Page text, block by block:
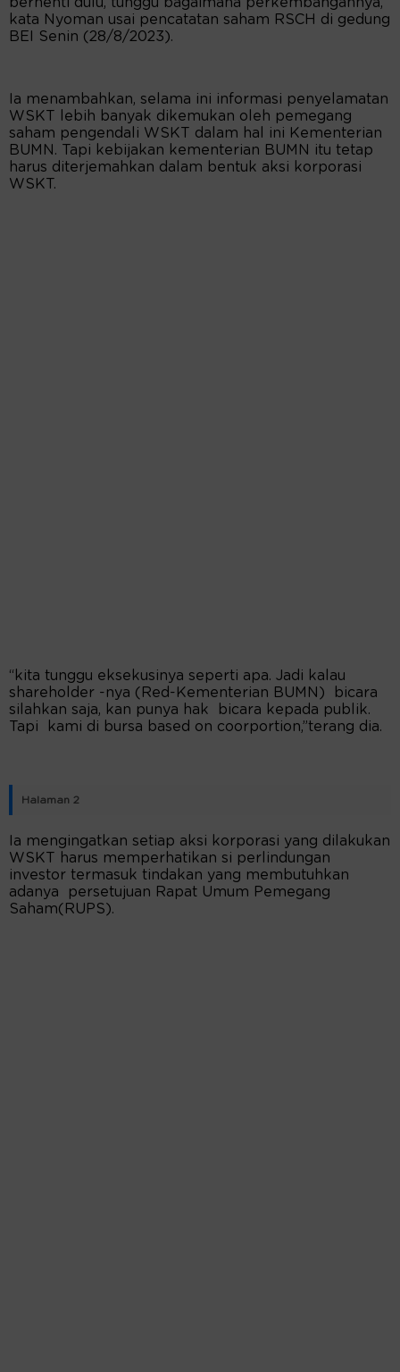
kata Nyoman usai pencatatan saham RSCH di gedung
BEI Senin (28/8/2023).
Ia menambahkan, selama ini informasi penyelamatan
WSKT lebih banyak dikemukan oleh pemegang
saham pengendali WSKT dalam hal ini Kementerian
BUMN. Tapi kebijakan kementerian BUMN itu tetap
harus diterjemahkan dalam bentuk aksi korporasi
WSKT.
“kita tunggu eksekusinya seperti apa. Jadi kalau
shareholder -nya (Red-Kementerian BUMN) bicara
silahkan saja, kan punya hak bicara kepada publik.
Tapi kami di bursa based on coorportion,”terang dia.
Halaman 2
Ia mengingatkan setiap aksi korporasi yang dilakukan
WSKT harus memperhatikan si perlindungan
investor termasuk tindakan yang membutuhkan
adanya persetujuan Rapat Umum Pemegang
Saham(RUPS).